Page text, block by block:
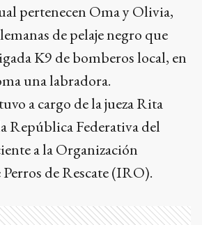
pertenecen Oma y Olivia,
de pelaje negro que
K9 de bomberos local, en
una labradora.
a cargo de la jueza Rita
República Federativa del
a la Organización
de Rescate (IRO).